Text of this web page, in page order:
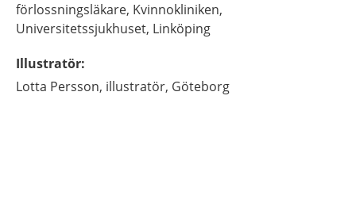
förlossningsläkare, Kvinnokliniken,
Universitetssjukhuset, Linköping
Illustratör:
Lotta Persson, illustratör, Göteborg